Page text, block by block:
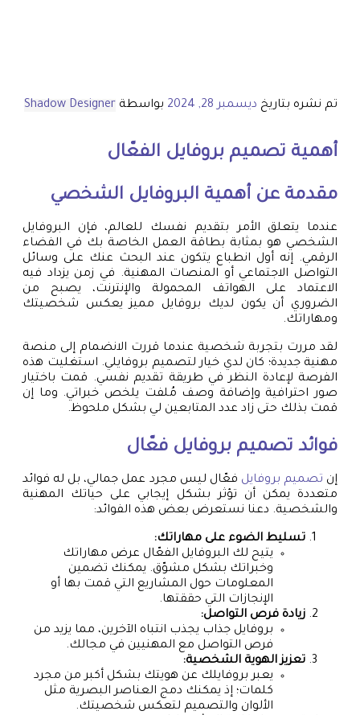
تم نشره بتاريخ ديسمبر 28, 2024 بواسطة Shadow Designer
أهمية تصميم بروفايل الفعّال
مقدمة عن أهمية البروفايل الشخصي
عندما يتعلق الأمر بتقديم نفسك للعالم، فإن البروفايل
الشخصي هو بمثابة بطاقة العمل الخاصة بك في الفضاء
الرقمي. إنه أول انطباع يتكون عند البحث عنك على وسائل
التواصل الاجتماعي أو المنصات المهنية. في زمن يزداد فيه
الاعتماد على الهواتف المحمولة والإنترنت، يصبح من
الضروري أن يكون لديك بروفايل مميز يعكس شخصيتك
ومهاراتك.
لقد مررت بتجربة شخصية عندما قررت الانضمام إلى منصة
مهنية جديدة؛ كان لدي خيار لتصميم بروفايلي. استغليت هذه
الفرصة لإعادة النظر في طريقة تقديم نفسي. قمت باختيار
صور احترافية وإضافة وصف مُلفت يلخص خبراتي. وما إن
قمت بذلك حتى زاد عدد المتابعين لي بشكل ملحوظ.
فوائد تصميم بروفايل فعّال
إن تصميم بروفايل فعّال ليس مجرد عمل جمالي، بل له فوائد
متعددة يمكن أن تؤثر بشكل إيجابي على حياتك المهنية
والشخصية. دعنا نستعرض بعض هذه الفوائد:
تسليط الضوء على مهاراتك:
يتيح لك البروفايل الفعّال عرض مهاراتك
وخبراتك بشكل مشوّق. يمكنك تضمين
المعلومات حول المشاريع التي قمت بها أو
الإنجازات التي حققتها.
زيادة فرص التواصل:
بروفايل جذاب يجذب انتباه الآخرين، مما يزيد من
فرص التواصل مع المهنيين في مجالك.
تعزيز الهوية الشخصية:
يعبر بروفايلك عن هويتك بشكل أكبر من مجرد
كلمات؛ إذ يمكنك دمج العناصر البصرية مثل
الألوان والتصميم لتعكس شخصيتك.